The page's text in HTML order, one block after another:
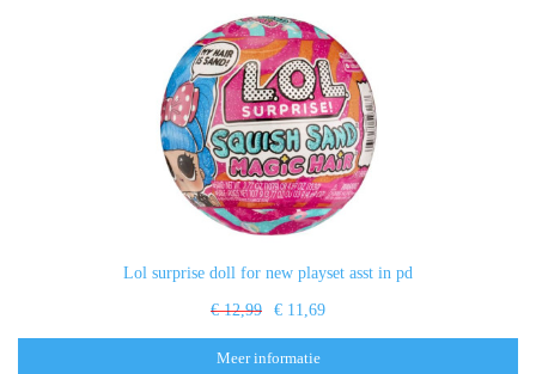
Lol surprise doll for new playset asst in pd
€ 12,99 € 11,69
Meer informatie